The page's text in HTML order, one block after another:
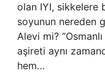
olan IYI, sikkelere
soyunun nereden
Alevi mi?
aşireti aynı
hem…